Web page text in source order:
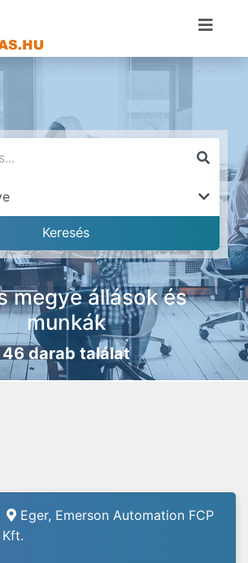
megye állások és
munkák
46 darab találat
Eger, Emerson Automation FCP
Kft.